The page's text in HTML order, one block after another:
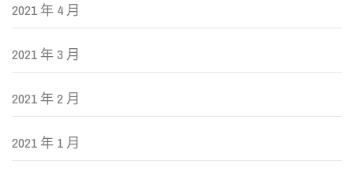
2021 年 4 月
2021 年 3 月
2021 年 2 月
2021 年 1 月